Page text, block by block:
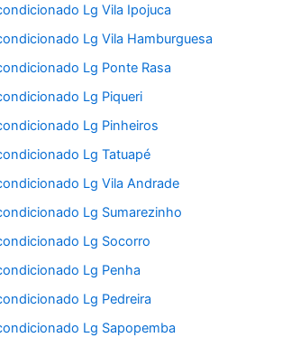
Lg Vila Ipojuca
Lg Vila Hamburguesa
Lg Ponte Rasa
Lg Piqueri
Lg Pinheiros
Lg Tatuapé
Lg Vila Andrade
Lg Sumarezinho
Lg Socorro
Lg Penha
Lg Pedreira
Lg Sapopemba